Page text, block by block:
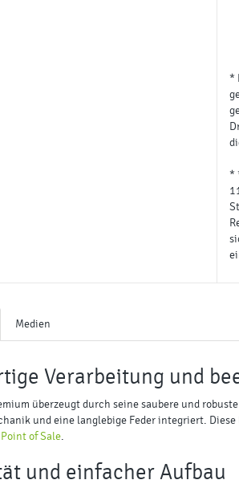
*
*
Medien
Verarbeitung und
überzeugt durch seine saubere und
und eine langlebige Feder integriert.
Point of Sale
und einfacher Aufbau